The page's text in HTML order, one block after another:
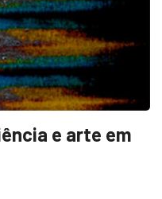
e arte em